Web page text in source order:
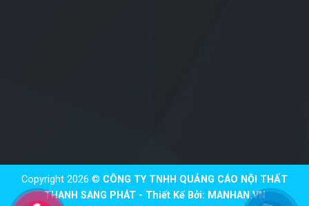
Copyright 2026 © CÔNG TY TNHH QUẢNG CÁO NỘI THẤT
THANH SANG PHÁT - Thiết Kế Bởi: MANHAN.VN